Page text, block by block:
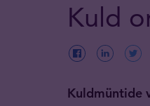
Kuld
Kuldmüntide